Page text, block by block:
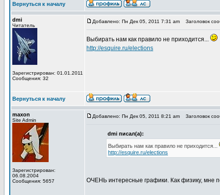
Вернуться к началу
dmi
Читатель
Зарегистрирован: 01.01.2011
Сообщения: 32
Добавлено: Пн Дек 05, 2011 7:31 am Заголовок
Выбирать нам как правило не приходится...
http://esquire.ru/elections
Вернуться к началу
maxon
Site Admin
Зарегистрирован:
06.08.2004
Сообщения: 5657
Добавлено: Пн Дек 05, 2011 8:21 am Заголовок
dmi писал(а):
Выбирать нам как правило не приходится...
http://esquire.ru/elections
ОЧЕНЬ интересные графики. Как физику, мне